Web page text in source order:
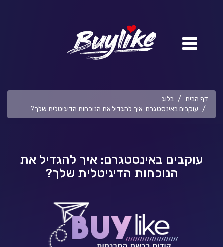
דף הבית
בלוג
עוקבים באינסטגרם: איך להגדיל את הנוכחות הדיגיטלית שלך?
עוקבים באינסטגרם: איך להגדיל את
הנוכחות הדיגיטלית שלך?